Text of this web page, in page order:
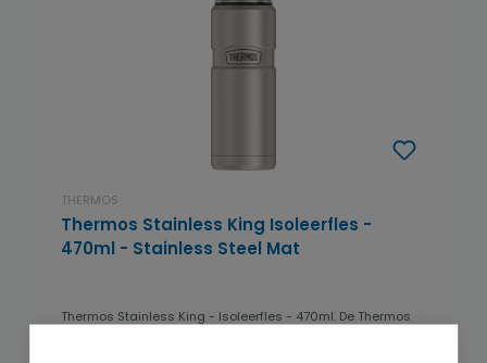
THERMOS
Thermos Stainless King Isoleerfles -
470ml - Stainless Steel Mat
Thermos Stainless King - Isoleerfles - 470ml. De Thermos